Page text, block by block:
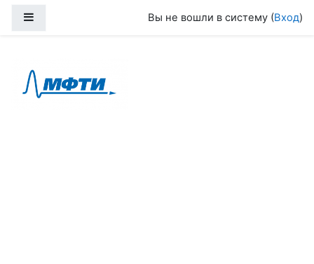
Вы не вошли в систему (Вход)